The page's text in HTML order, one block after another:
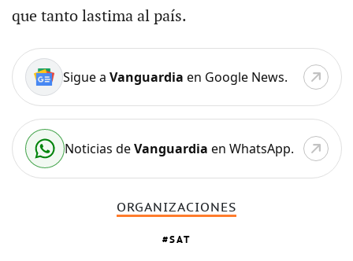
que tanto lastima al país.
Sigue a Vanguardia en Google News.
Noticias deVanguardia en WhatsApp.
ORGANIZACIONES
SAT